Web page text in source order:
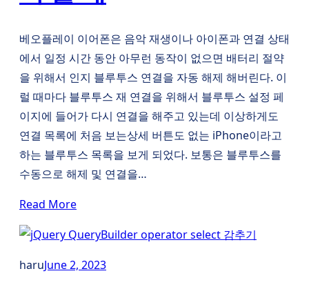
베오플레이 이어폰은 음악 재생이나 아이폰과 연결 상태
에서 일정 시간 동안 아무런 동작이 없으면 배터리 절약
을 위해서 인지 블루투스 연결을 자동 해제 해버린다. 이
럴 때마다 블루투스 재 연결을 위해서 블루투스 설정 페
이지에 들어가 다시 연결을 해주고 있는데 이상하게도
연결 목록에 처음 보는상세 버튼도 없는 iPhone이라고
하는 블루투스 목록을 보게 되었다. 보통은 블루투스를
수동으로 해제 및 연결을…
Read More
haruJune 2, 2023